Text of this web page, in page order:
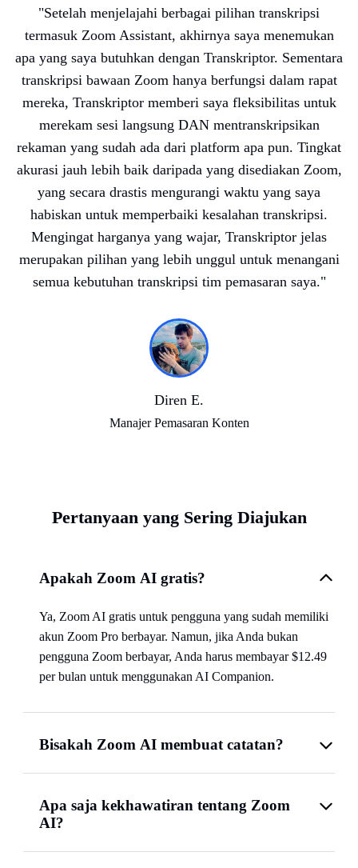
"Setelah menjelajahi berbagai pilihan transkripsi
termasuk Zoom Assistant, akhirnya saya menemukan
apa yang saya butuhkan dengan Transkriptor. Sementara
transkripsi bawaan Zoom hanya berfungsi dalam rapat
mereka, Transkriptor memberi saya fleksibilitas untuk
merekam sesi langsung DAN mentranskripsikan
rekaman yang sudah ada dari platform apa pun. Tingkat
akurasi jauh lebih baik daripada yang disediakan Zoom,
yang secara drastis mengurangi waktu yang saya
habiskan untuk memperbaiki kesalahan transkripsi.
Mengingat harganya yang wajar, Transkriptor jelas
merupakan pilihan yang lebih unggul untuk menangani
semua kebutuhan transkripsi tim pemasaran saya."
Diren E.
Manajer Pemasaran Konten
Pertanyaan yang Sering Diajukan
Apakah Zoom AI gratis?
Ya, Zoom AI gratis untuk pengguna yang sudah memiliki
akun Zoom Pro berbayar. Namun, jika Anda bukan
pengguna Zoom berbayar, Anda harus membayar $12.49
per bulan untuk menggunakan AI Companion.
Bisakah Zoom AI membuat catatan?
Apa saja kekhawatiran tentang Zoom
AI?